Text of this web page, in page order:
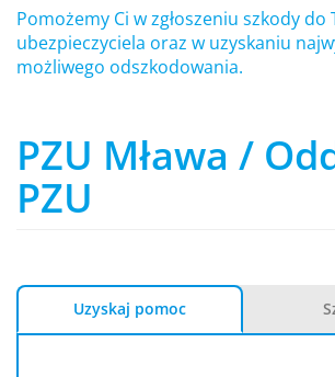
Pomożemy Ci w zgłoszeniu szkody do
ubezpieczyciela oraz w uzyskaniu
możliwego odszkodowania.
PZU Mława /
PZU
Uzyskaj pomoc